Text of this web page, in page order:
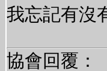
我忘記有沒
協會回覆：